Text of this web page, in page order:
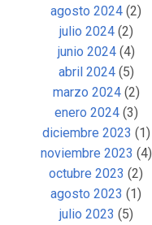
agosto 2024 (2)
julio 2024(2)
junio 2024(4)
abril 2024(5)
marzo 2024(2)
enero 2024(3)
diciembre 2023 (1)
noviembre 2023 (4)
octubre 2023 (2)
agosto 2023 (1)
julio 2023 (5)